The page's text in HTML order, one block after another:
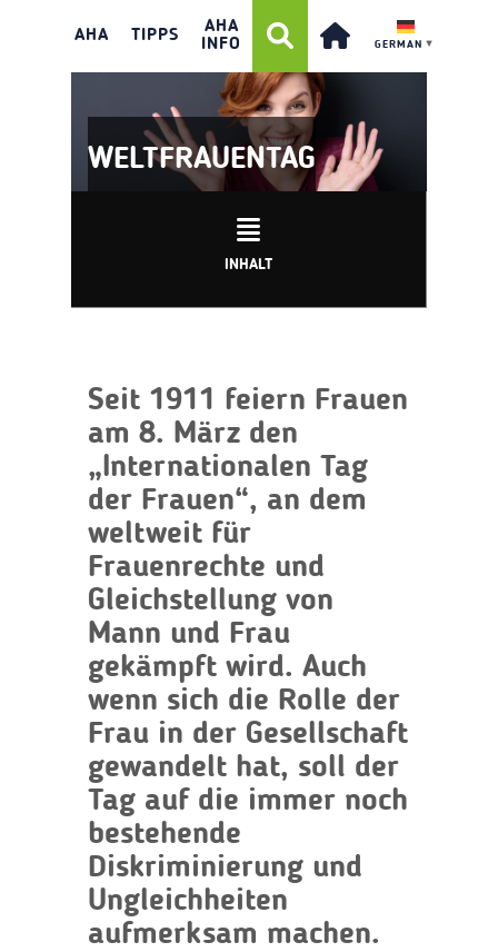
AHA TIPPS
AHA
INFO
GERMAN ▼
WELTFRAUENTAG
INHALT
Seit 1911 feiern Frauen
am 8. März den
„Internationalen Tag
der Frauen“, an dem
weltweit für
Frauenrechte und
Gleichstellung von
Mann und Frau
gekämpft wird. Auch
wenn sich die Rolle der
Frau in der Gesellschaft
gewandelt hat, soll der
Tag auf die immer noch
bestehende
Diskriminierung und
Ungleichheiten
aufmerksam machen.